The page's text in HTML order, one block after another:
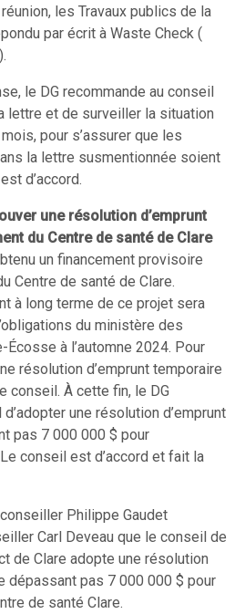
les Travaux publics de la
par écrit à Waste Check (
).
le DG recommande au conseil
lettre et de surveiller la situation
pour s’assurer que les
la lettre susmentionnée soient
d’accord.
une résolution d’emprunt
du Centre de santé de Clare
un financement provisoire
Centre de santé de Clare.
à long terme de ce projet sera
du ministère des
à l’automne 2024. Pour
résolution d’emprunt temporaire
conseil. À cette fin, le DG
une résolution d’emprunt
pas 7 000 000 $ pour
conseil est d’accord et fait la
Philippe Gaudet
Carl Deveau que le conseil de
de Clare adopte une résolution
dépassant pas 7 000 000 $ pour
de santé Clare.